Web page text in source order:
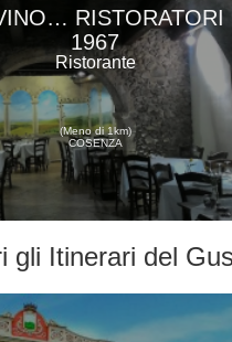
RISTORATORI
1967
Ristorante
(Meno di 1km)
COSENZA
gli Itinerari del